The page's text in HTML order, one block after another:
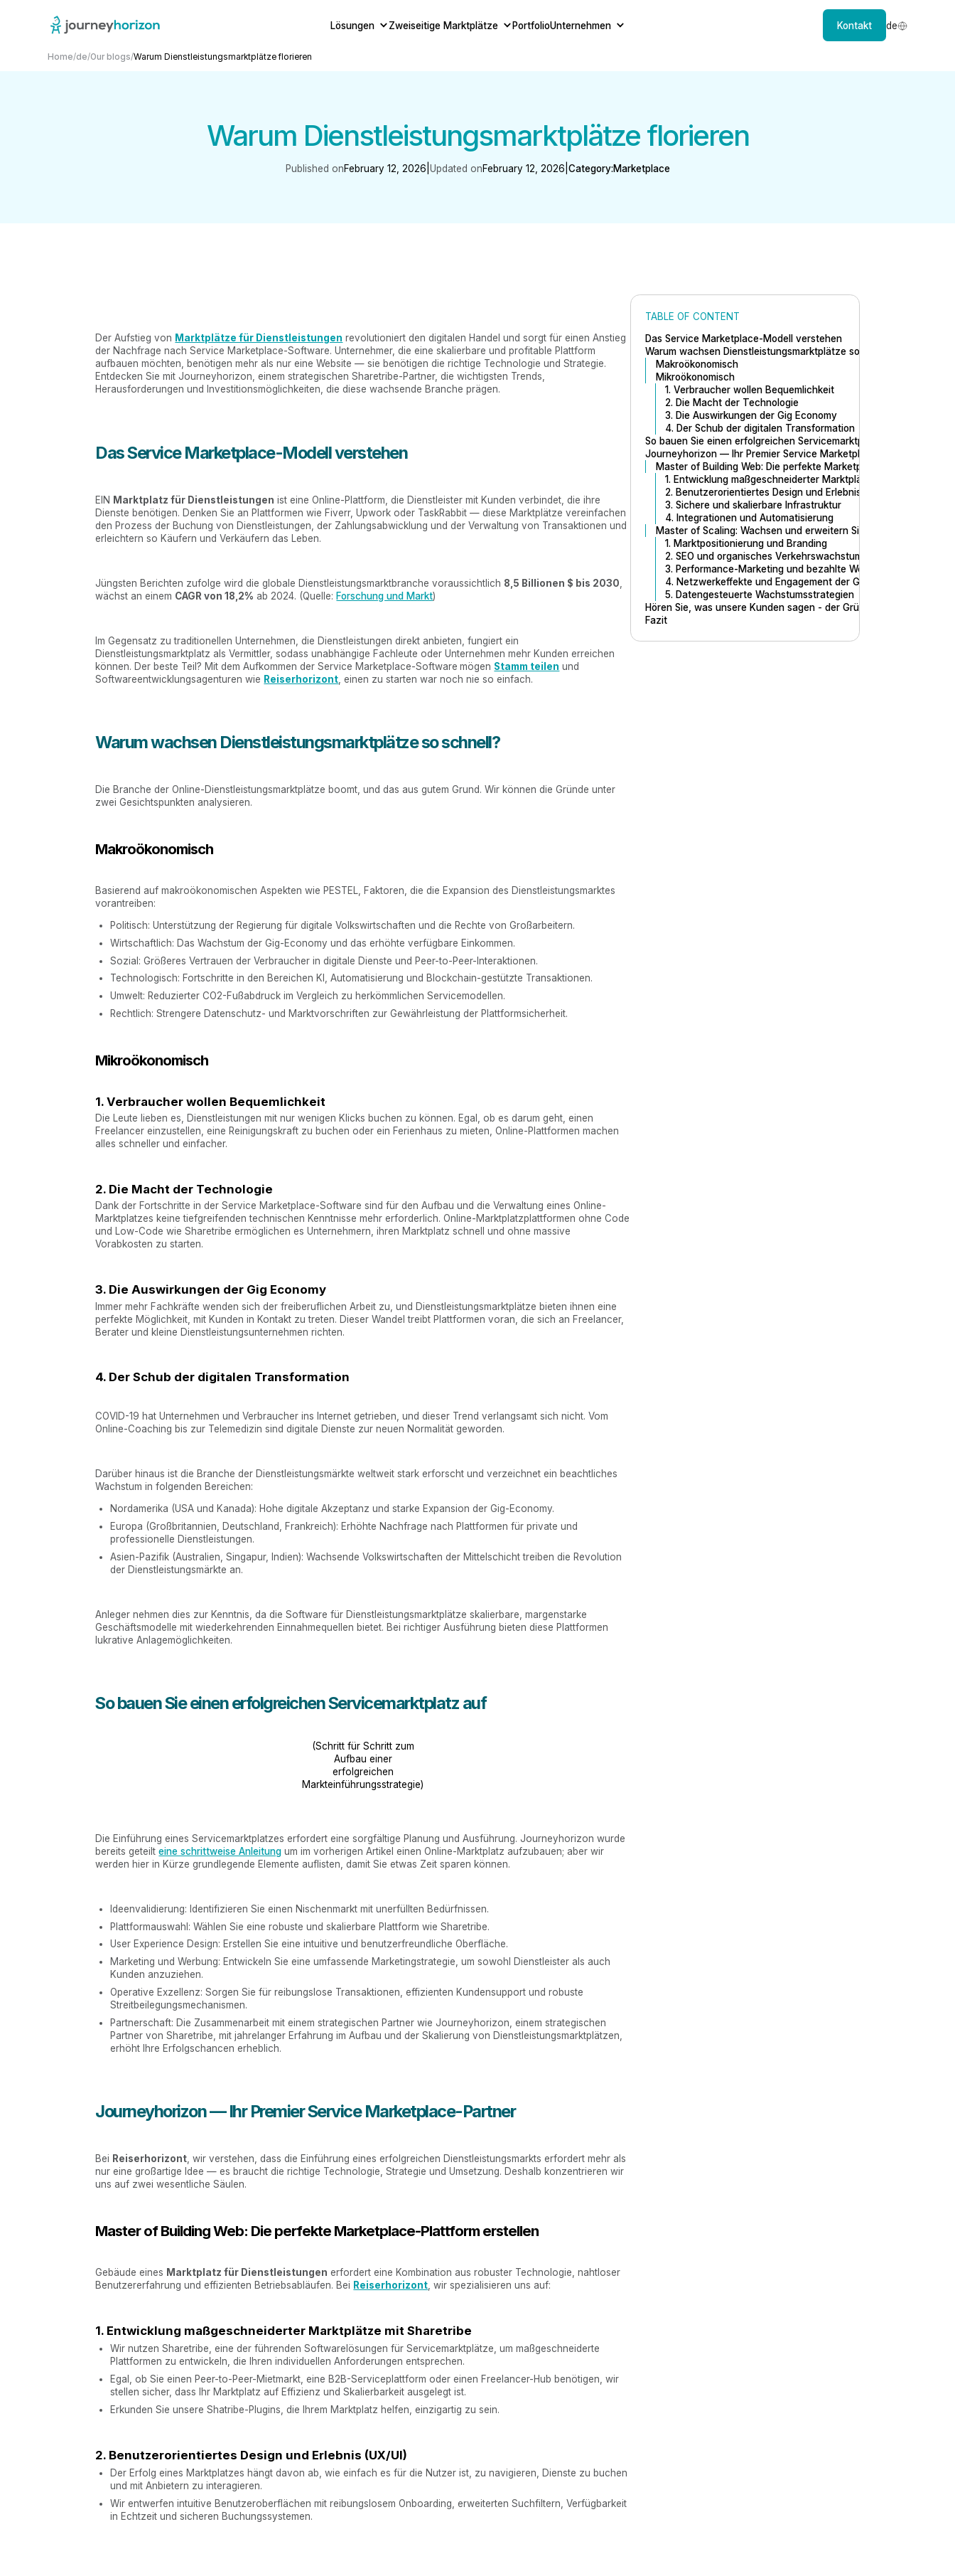
Lösungen Zweiseitige Marktplätze PortfolioUnternehmen Kontakt de
Home/de/Our blogs/Warum Dienstleistungsmarktplätze florieren
Warum Dienstleistungsmarktplätze florieren
Published onFebruary 12, 2026 Updated onFebruary 12, 2026 Category:Marketplace
Der Aufstieg von Marktplätze für Dienstleistungen revolutioniert den digitalen Handel und sorgt für einen Anstieg
der Nachfrage nach Service Marketplace-Software. Unternehmer, die eine skalierbare und profitable Plattform
aufbauen möchten, benötigen mehr als nur eine Website — sie benötigen die richtige Technologie und Strategie.
Entdecken Sie mit Journeyhorizon, einem strategischen Sharetribe-Partner, die wichtigsten Trends,
Herausforderungen und Investitionsmöglichkeiten, die diese wachsende Branche prägen.
Das Service Marketplace-Modell verstehen
EIN Marktplatz für Dienstleistungen ist eine Online-Plattform, die Dienstleister mit Kunden verbindet, die ihre
Dienste benötigen. Denken Sie an Plattformen wie Fiverr, Upwork oder TaskRabbit — diese Marktplätze vereinfachen
den Prozess der Buchung von Dienstleistungen, der Zahlungsabwicklung und der Verwaltung von Transaktionen und
erleichtern so Käufern und Verkäufern das Leben.
Jüngsten Berichten zufolge wird die globale Dienstleistungsmarktbranche voraussichtlich 8,5 Billionen $ bis 2030
wächst an einem CAGR von 18,2% ab 2024. (Quelle: Forschung und Markt)
Im Gegensatz zu traditionellen Unternehmen, die Dienstleistungen direkt anbieten, fungiert ein
Dienstleistungsmarktplatz als Vermittler, sodass unabhängige Fachleute oder Unternehmen mehr Kunden erreichen
können. Der beste Teil? Mit dem Aufkommen der Service Marketplace-Software mögen Stamm teilen und
Softwareentwicklungsagenturen wie Reiserhorizont , einen zu starten war noch nie so einfach.
Warum wachsen Dienstleistungsmarktplätze so schnell?
Die Branche der Online-Dienstleistungsmarktplätze boomt, und das aus gutem Grund. Wir können die Gründe unter
zwei Gesichtspunkten analysieren.
Makroökonomisch
Basierend auf makroökonomischen Aspekten wie PESTEL, Faktoren, die die Expansion des Dienstleistungsmarktes
vorantreiben:
Politisch: Unterstützung der Regierung für digitale Volkswirtschaften und die Rechte von Großarbeitern.
Wirtschaftlich: Das Wachstum der Gig-Economy und das erhöhte verfügbare Einkommen.
Sozial: Größeres Vertrauen der Verbraucher in digitale Dienste und Peer-to-Peer-Interaktionen.
Technologisch: Fortschritte in den Bereichen KI, Automatisierung und Blockchain-gestützte Transaktionen.
Umwelt: Reduzierter CO2-Fußabdruck im Vergleich zu herkömmlichen Servicemodellen.
Rechtlich: Strengere Datenschutz- und Marktvorschriften zur Gewährleistung der Plattformsicherheit.
Mikroökonomisch
1. Verbraucher wollen Bequemlichkeit
Die Leute lieben es, Dienstleistungen mit nur wenigen Klicks buchen zu können. Egal, ob es darum geht, einen
Freelancer einzustellen, eine Reinigungskraft zu buchen oder ein Ferienhaus zu mieten, Online-Plattformen machen
alles schneller und einfacher.
2. Die Macht der Technologie
Dank der Fortschritte in der Service Marketplace-Software sind für den Aufbau und die Verwaltung eines Online-
Marktplatzes keine tiefgreifenden technischen Kenntnisse mehr erforderlich. Online-Marktplatzplattformen ohne Code
und Low-Code wie Sharetribe ermöglichen es Unternehmern, ihren Marktplatz schnell und ohne massive
Vorabkosten zu starten.
3. Die Auswirkungen der Gig Economy
Immer mehr Fachkräfte wenden sich der freiberuflichen Arbeit zu, und Dienstleistungsmarktplätze bieten ihnen eine
perfekte Möglichkeit, mit Kunden in Kontakt zu treten. Dieser Wandel treibt Plattformen voran, die sich an Freelancer,
Berater und kleine Dienstleistungsunternehmen richten.
4. Der Schub der digitalen Transformation
COVID-19 hat Unternehmen und Verbraucher ins Internet getrieben, und dieser Trend verlangsamt sich nicht. Vom
Online-Coaching bis zur Telemedizin sind digitale Dienste zur neuen Normalität geworden.
Darüber hinaus ist die Branche der Dienstleistungsmärkte weltweit stark erforscht und verzeichnet ein beachtliches
Wachstum in folgenden Bereichen:
Nordamerika (USA und Kanada): Hohe digitale Akzeptanz und starke Expansion der Gig-Economy.
Europa (Großbritannien, Deutschland, Frankreich): Erhöhte Nachfrage nach Plattformen für private und
professionelle Dienstleistungen.
Asien-Pazifik (Australien, Singapur, Indien): Wachsende Volkswirtschaften der Mittelschicht treiben die Revolution
der Dienstleistungsmärkte an.
Anleger nehmen dies zur Kenntnis, da die Software für Dienstleistungsmarktplätze skalierbare, margenstarke
Geschäftsmodelle mit wiederkehrenden Einnahmequellen bietet. Bei richtiger Ausführung bieten diese Plattformen
lukrative Anlagemöglichkeiten.
So bauen Sie einen erfolgreichen Servicemarktplatz auf
(Schritt für Schritt zum
Aufbau einer
erfolgreichen
Markteinführungsstrategie)
Die Einführung eines Servicemarktplatzes erfordert eine sorgfältige Planung und Ausführung. Journeyhorizon wurde
bereits geteilteine schrittweise Anleitung um im vorherigen Artikel einen Online-Marktplatz aufzubauen; aber wir
werden hier in Kürze grundlegende Elemente auflisten, damit Sie etwas Zeit sparen können.
Ideenvalidierung: Identifizieren Sie einen Nischenmarkt mit unerfüllten Bedürfnissen.
Plattformauswahl: Wählen Sie eine robuste und skalierbare Plattform wie Sharetribe.
User Experience Design: Erstellen Sie eine intuitive und benutzerfreundliche Oberfläche.
Marketing und Werbung: Entwickeln Sie eine umfassende Marketingstrategie, um sowohl Dienstleister als auch
Kunden anzuziehen.
Operative Exzellenz: Sorgen Sie für reibungslose Transaktionen, effizienten Kundensupport und robuste
Streitbeilegungsmechanismen.
Partnerschaft: Die Zusammenarbeit mit einem strategischen Partner wie Journeyhorizon, einem strategischen
Partner von Sharetribe, mit jahrelanger Erfahrung im Aufbau und der Skalierung von Dienstleistungsmarktplätzen,
erhöht Ihre Erfolgschancen erheblich.
Journeyhorizon — Ihr Premier Service Marketplace-Partner
Bei Reiserhorizont, wir verstehen, dass die Einführung eines erfolgreichen Dienstleistungsmarkts erfordert mehr als
nur eine großartige Idee — es braucht die richtige Technologie, Strategie und Umsetzung. Deshalb konzentrieren wir
uns auf zwei wesentliche Säulen.
Master of Building Web: Die perfekte Marketplace-Plattform erstellen
Gebäude eines Marktplatz für Dienstleistungen erfordert eine Kombination aus robuster Technologie, nahtloser
Benutzererfahrung und effizienten Betriebsabläufen. Bei Reiserhorizont , wir spezialisieren uns auf:
1. Entwicklung maßgeschneiderter Marktplätze mit Sharetribe
Wir nutzen Sharetribe, eine der führenden Softwarelösungen für Servicemarktplätze, um maßgeschneiderte
Plattformen zu entwickeln, die Ihren individuellen Anforderungen entsprechen.
Egal, ob Sie einen Peer-to-Peer-Mietmarkt, eine B2B-Serviceplattform oder einen Freelancer-Hub benötigen, wir
stellen sicher, dass Ihr Marktplatz auf Effizienz und Skalierbarkeit ausgelegt ist.
Erkunden Sie unsere Shatribe-Plugins, die Ihrem Marktplatz helfen, einzigartig zu sein.
2. Benutzerorientiertes Design und Erlebnis (UX/UI)
Der Erfolg eines Marktplatzes hängt davon ab, wie einfach es für die Nutzer ist, zu navigieren, Dienste zu buchen
und mit Anbietern zu interagieren.
Wir entwerfen intuitive Benutzeroberflächen mit reibungslosem Onboarding, erweiterten Suchfiltern, Verfügbarkeit
in Echtzeit und sicheren Buchungssystemen.
TABLE OF CONTENT
Das Service Marketplace-Modell verstehen
Warum wachsen Dienstleistungsmarktplätze so schnell?
Makroökonomisch
Mikroökonomisch
1. Verbraucher wollen Bequemlichkeit
2. Die Macht der Technologie
3. Die Auswirkungen der Gig Economy
4. Der Schub der digitalen Transformation
So bauen Sie einen erfolgreichen Servicemarktplatz auf
Journeyhorizon — Ihr Premier Service Marketplace-Partner
Master of Building Web: Die perfekte Marketplace-Plattform
1. Entwicklung maßgeschneiderter Marktplätze mit Sharetribe
2. Benutzerorientiertes Design und Erlebnis (UX/UI)
3. Sichere und skalierbare Infrastruktur
4. Integrationen und Automatisierung
Master of Scaling: Wachsen und erweitern Sie Ihren Markt
1. Marktpositionierung und Branding
2. SEO und organisches Verkehrswachstum
3. Performance-Marketing und bezahlte Werbung
4. Netzwerkeffekte und Engagement der Gemeinschaft
5. Datengesteuerte Wachstumsstrategien
Hören Sie, was unsere Kunden sagen - der Gründer von
Fazit